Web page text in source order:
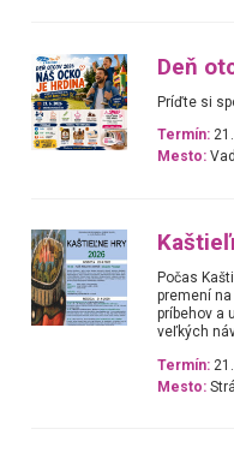
Deň
Príďte si
Termín:
Mesto:
Počas
premení
príbehov a
veľkých
Termín:
Mesto: